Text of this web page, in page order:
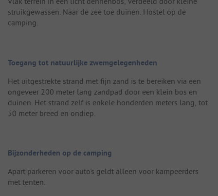
struikgewassen. Naar de zee toe duinen. Hostel op de
camping.
Toegang tot natuurlijke zwemgelegenheden
Het uitgestrekte strand met fijn zand is te bereiken via een
ongeveer 200 meter lang zandpad door een klein bos en
duinen. Het strand zelf is enkele honderden meters lang, tot
50 meter breed en ondiep.
Bijzonderheden op de camping
Apart parkeren voor auto's geldt alleen voor kampeerders
met tenten.